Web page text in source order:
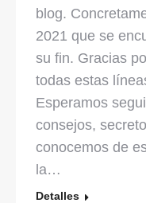
blog.
2021 que se
su fin. Gracias
todas estas
Esperamos
consejos,
conocemos de
la…
Detalles